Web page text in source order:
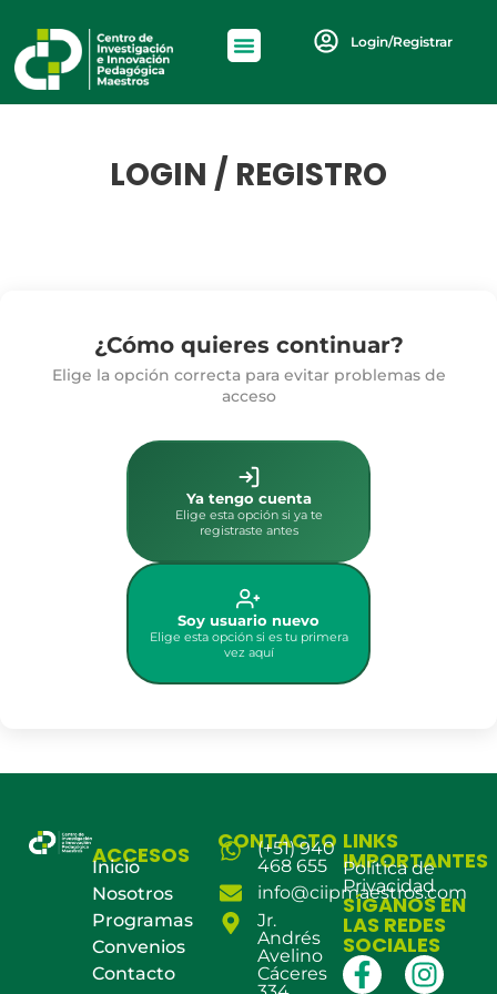
Login/Registrar
LOGIN / REGISTRO
¿Cómo quieres continuar?
Elige la opción correcta para evitar problemas de
acceso
Ya tengo cuenta
Elige esta opción si ya te
registraste antes
Soy usuario nuevo
Elige esta opción si es tu primera
vez aquí
ACCESOS
Inicio
Nosotros
Programas
Convenios
Contacto
CONTACTO
(+51) 940
468 655
info@ciipmaestros.com
Jr.
Andrés
Avelino
Cáceres
LINKS
IMPORTANTES
Política de
Privacidad
SÍGANOS EN
LAS REDES
SOCIALES